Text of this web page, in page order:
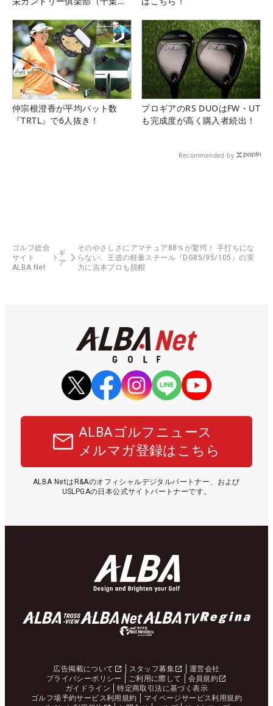
仲宗根澄香が平均パット数
『TRTL』で6人抜き！
プロギアのRS DUOはFW・UT
も完成度が高く購入者続出！
Recommended by
ゴルフ総合
サイト
ALBA Net
ギ
ア
そのやさしさにアマチュア88％が驚愕！ 手打ちにな
らない、王道の軽量スチール『DG85/95/105』の実
力に吉本プロも脱帽
ALBAゴルフニュース
メルマガ登録はこちら
ALBA NetはR&Aのオフィシャルデジタルパートナー、および
USLPGAの日本公式サイトパートナーです。
広告掲載について スタッフ募集
運営会社
プライバシーポリシー
ご利用に際して
会員規約
ガイドライン
特定商取引法に基づく表示
ゴルフ場予約サービス利用規約
マイページサービス利用規約